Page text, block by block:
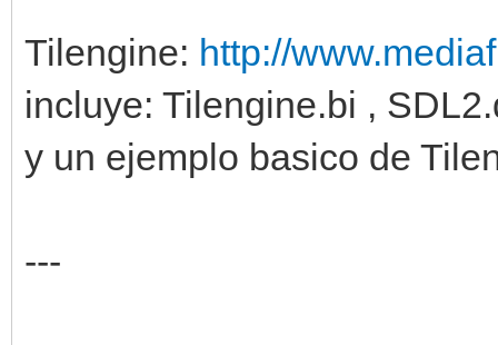
Tilengine: http://
incluye: Tilengine.bi ,
y un ejemplo basico de
---